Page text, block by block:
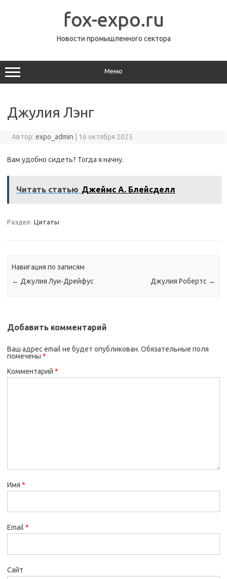
fox-expo.ru
Новости промышленного сектора
Меню
Джулия Лэнг
Автор: expo_admin 16 октября 2025
Вам удобно сидеть? Тогда я начну.
Читать статью Джеймс А. Блейсделл
Раздел: Цитаты
Навигация по записям
← Джулия Луи-Дрейфус Джулия Робертс →
Добавить комментарий
Ваш адрес email не будет опубликован. Обязательные поля
помечены *
Комментарий *
Имя *
Email *
Сайт